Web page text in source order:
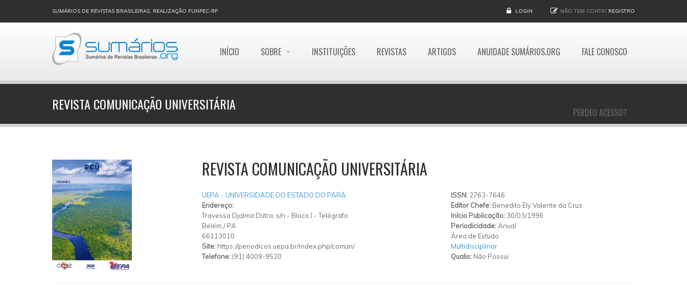
SUMÁRIOS DE REVISTAS BRASILEIRAS, REALIZAÇÃO FUNPEC-RP LOGIN NÃO TEM CONTA? REGISTRO
INÍCIO SOBRE INSTITUIÇÕES REVISTAS ARTIGOS ANUIDADE SUMÁRIOS.ORG FALE CONOSCO
PERDEU ACESSO?
REVISTA COMUNICAÇÃO UNIVERSITÁRIA
REVISTA COMUNICAÇÃO UNIVERSITÁRIA
UEPA - UNIVERSIDADE DO ESTADO DO PARÁ
Endereço:
Travessa Djalma Dutra, s/n - Bloco I -Telégrafo
Belém / PA
66113010
Site: https://periodicos.uepa.br/index.php/comun/
Telefone: (91) 4009-9520
ISSN: 2763-7646
Editor Chefe: Benedito Ely Valente da Cruz
Início Publicação: 30/03/1996
Periodicidade:Anual
Área de Estudo
Multidisciplinar
Qualis: Não Possui